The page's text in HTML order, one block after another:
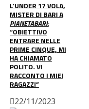
L’UNDER 17 VOLA,
MISTER DI BARI A
PIANETABARI:
“OBIETTIVO
ENTRARE NELLE
PRIME CINQUE, MI
HA CHIAMATO
POLITO. VI
RACCONTO I MIEI
RAGAZZI”
22/11/2023